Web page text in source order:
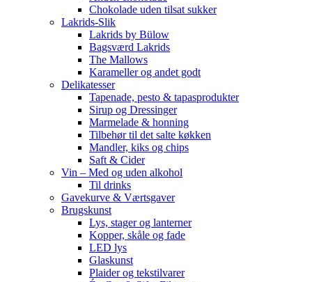
Chokolade uden tilsat sukker
Lakrids-Slik
Lakrids by Bülow
Bagsværd Lakrids
The Mallows
Karameller og andet godt
Delikatesser
Tapenade, pesto & tapasprodukter
Sirup og Dressinger
Marmelade & honning
Tilbehør til det salte køkken
Mandler, kiks og chips
Saft & Cider
Vin – Med og uden alkohol
Til drinks
Gavekurve & Værtsgaver
Brugskunst
Lys, stager og lanterner
Kopper, skåle og fade
LED lys
Glaskunst
Plaider og tekstilvarer